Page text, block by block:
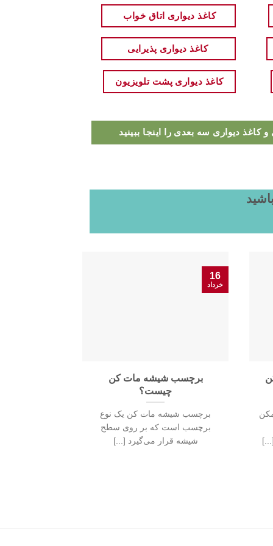
کاغذ دیواری اتاق خواب
کاغذ دیواری پذیرایی
کاغذ دیواری پشت تلویزیون
دیواری سه بعدی را اینجا ببینید
برچسب شیشه مات کن
چیست؟
برچسب شیشه مات کن یک نوع
برچسب است که بر روی سطح
شیشه قرار می‌گیرد [...]
16
خرداد